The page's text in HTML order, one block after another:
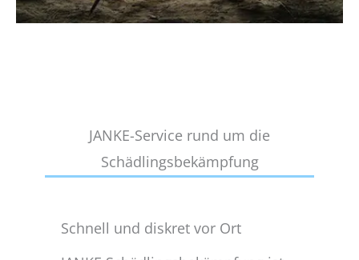
JANKE-Service rund um die
Schädlingsbekämpfung
Schnell und diskret vor Ort